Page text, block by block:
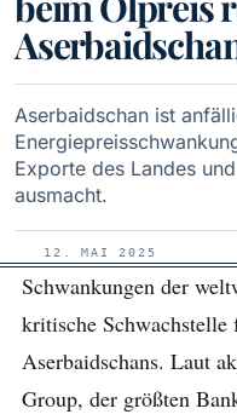
Aserbaidschan ist
Exporte des Landes
ausmacht.
12. MAI 2025
Schwankungen der
kritische
Aserbaidschans. Laut
Group, der größten